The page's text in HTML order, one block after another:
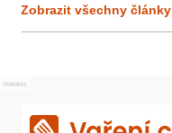
Zobrazit všechny články
Reklama